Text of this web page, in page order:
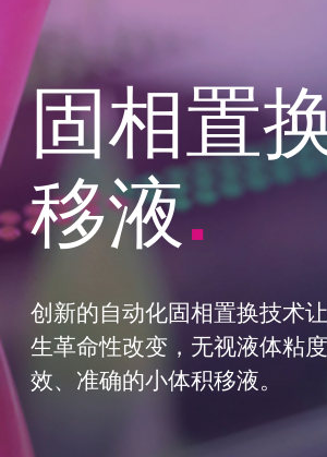
固相置
移液.
创新的自动化固相置换技术
生革命性改变，无视液体粘
效、准确的小体积移液。